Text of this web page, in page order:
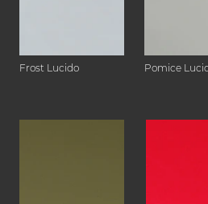
Frost Lucido Pomice